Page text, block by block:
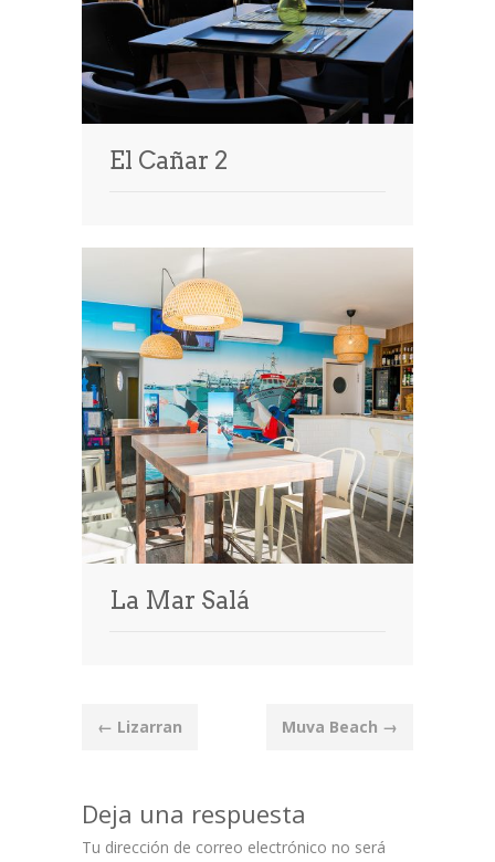
El Cañar 2
La Mar Salá
Post
← Lizarran Muva Beach →
Deja una respuesta
Tu dirección de correo electrónico no será